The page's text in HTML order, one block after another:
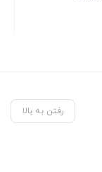
رفتن به بالا